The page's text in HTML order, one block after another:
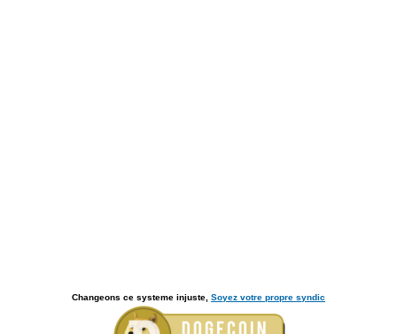
Changeons ce systeme injuste, Soyez votre propre syndic